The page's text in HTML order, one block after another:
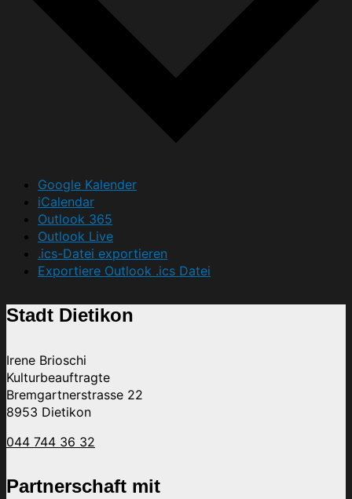
Google Kalender
iCalendar
Outlook 365
Outlook Live
.ics-Datei exportieren
Exportiere Outlook .ics Datei
Stadt Dietikon
Irene Brioschi
Kulturbeauftragte
Bremgartnerstrasse 22
8953 Dietikon
044 744 36 32
Partnerschaft mit